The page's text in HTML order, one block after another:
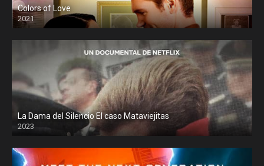
Colors of Love
2021
La Dama del Silencio El caso Mataviejitas
2023